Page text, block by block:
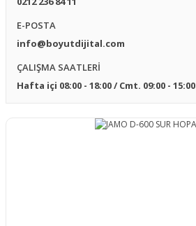
E-POSTA
info@boyutdijital.com
ÇALIŞMA SAATLERİ
Hafta içi 08:00 - 18:00 / Cmt. 09:00 - 15:00